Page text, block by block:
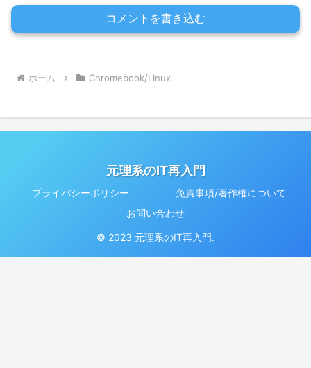
コメントを書き込む
ホーム Chromebook/Linux
元理系のIT再入門
プライバシーポリシー
免責事項/著作権について
お問い合わせ
© 2023 元理系のIT再入門.